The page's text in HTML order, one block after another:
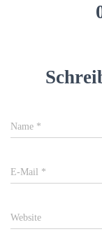
Name *
E-Mail *
Website